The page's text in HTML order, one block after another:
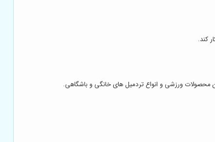
کند.
محصولات ورزشی و انواع تردمیل های خانگی و باشگاهی.